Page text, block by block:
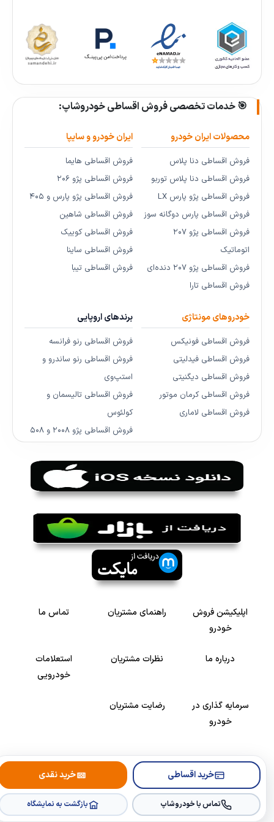
خرید اقساطی خرید نقدی
تماس با خودروشاپ بازگشت به نمایشگاه
🎯 خدمات تخصصی فروش اقساطی خودروشاپ:
محصولات ایران خودرو
فروش اقساطی دنا پلاس
فروش اقساطی دنا پلاس توربو
فروش اقساطی پژو پارس LX
فروش اقساطی پارس دوگانه سوز
فروش اقساطی پژو ۲۰۷
اتوماتیک
فروش اقساطی پژو ۲۰۷ دنده‌ای
فروش اقساطی تارا
ایران خودرو و سایپا
فروش اقساطی هایما
فروش اقساطی پژو ۲۰۶
فروش اقساطی پژو پارس و ۴۰۵
فروش اقساطی شاهین
فروش اقساطی کوییک
فروش اقساطی ساینا
فروش اقساطی تیبا
خودروهای مونتاژی
فروش اقساطی فونیکس
فروش اقساطی فیدلیتی
فروش اقساطی دیگنیتی
فروش اقساطی کرمان موتور
فروش اقساطی لاماری
برندهای اروپایی
فروش اقساطی رنو فرانسه
فروش اقساطی رنو ساندرو و
استپ‌وی
فروش اقساطی تالیسمان و
کولئوس
فروش اقساطی پژو ۲۰۰۸ و ۵۰۸
اپلیکیشن فروش
خودرو
راهنمای مشتریان تماس ما
درباره ما نظرات مشتریان
استعلامات
خودرویی
سرمایه گذاری در
خودرو
رضایت مشتریان
Copyright © 2005-2026Khodroshop.ir